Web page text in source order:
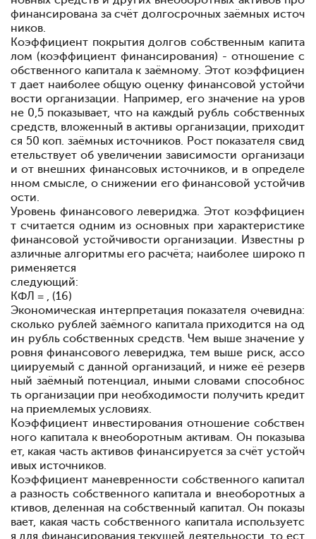
финансирована засчёт долгосрочныхзаёмных источ
ников.
Коэффициент покрытиядолгов собственным капита
лом (коэффициент финансирования) - отношение с
обственного капитала к заёмному. Этот коэффициен
т дает наиболее общую оценку финансовой устойчи
вости организации. Например, его значение на уров
не 0,5 показывает, что на каждый рубль собственных
средств, вложенный вактивы организации, приходит
ся 50 коп. заёмных источников. Рост показателя свид
етельствует обувеличении зависимости организаци
и от внешних финансовых источников, и в определе
нномсмысле, оснижении егофинансовой устойчив
ости.
Уровень финансового левериджа. Этот коэффициен
т считается одним из основных при характеристике
финансовой устойчивости организации. Известны р
азличныеалгоритмы его расчёта; наиболее широко п
рименяется
следующий:
КФЛ = , (16)
Экономическая интерпретация показателя очевидна:
сколько рублей заёмного капитала приходится на од
ин рубльсобственных средств. Чем выше значение у
ровняфинансового левериджа, тем выше риск, ассо
циируемый с данной организаций, и ниже её резерв
ный заёмный потенциал, иными словами способнос
ть организации при необходимости получить кредит
на приемлемых условиях.
Коэффициент инвестирования отношение собствен
ного капитала к внеоборотнымактивам. Он показыва
ет, какая частьактивов финансируется за счёт устойч
ивых источников.
Коэффициент маневренности собственного капитал
а разность собственного капитала и внеоборотных а
ктивов, деленная на собственный капитал. Он показы
вает, какаячастьсобственного капитала используетс
я для финансированиятекущей деятельности, то ест